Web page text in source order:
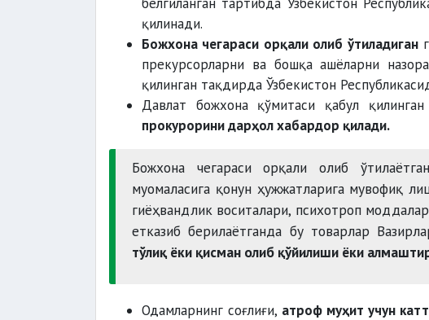
қилинади.
Божхона чегараси орқали олиб ўтиладиган
прекурсорларни ва бошқа ашёларни
қилинган тақдирда Ўзбекистон
Давлат божхона қўмитаси қабул
прокурорини дарҳол хабардор қилади.
Божхона чегараси орқали олиб
муомаласига қонун ҳужжатларига мувофиқ
гиёҳвандлик воситалари, психотроп
етказиб берилаётганда бу товарлар
тўлиқ ёки қисман олиб қўйилиши ёки
Одамларнинг соғлиғи, атроф муҳит учун